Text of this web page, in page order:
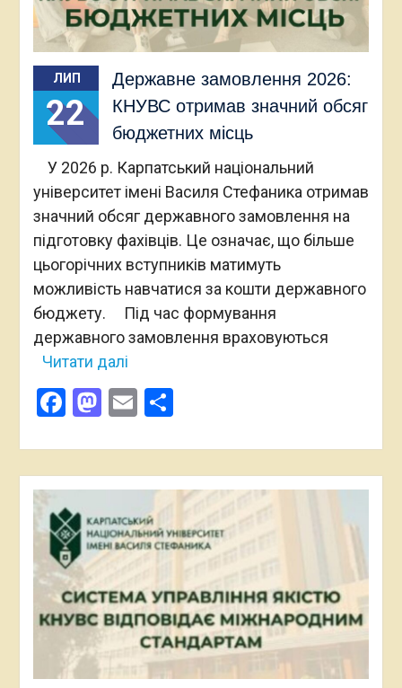
ЛИП
22
Державне замовлення 2026:
КНУВС отримав значний обсяг
бюджетних місць
У 2026 р. Карпатський національний
університет імені Василя Стефаника отримав
значний обсяг державного замовлення на
підготовку фахівців. Це означає, що більше
цьогорічних вступників матимуть
можливість навчатися за кошти державного
бюджету. Під час формування
державного замовлення враховуються
Читати далі
Facebook
Mastodon
EmailПоділитися